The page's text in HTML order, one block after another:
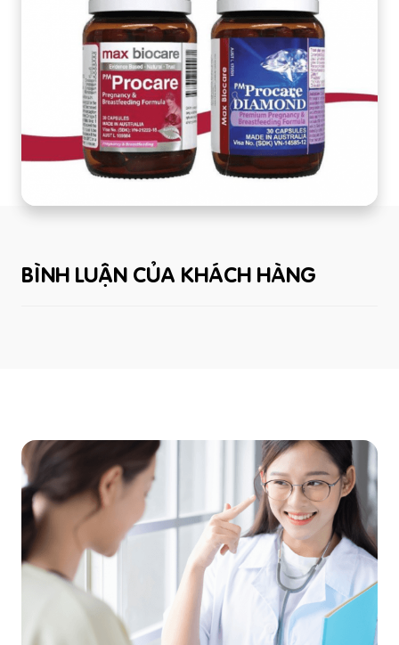
BÌNH LUẬN CỦA KHÁCH HÀNG